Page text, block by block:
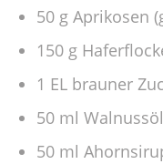
50 g Aprikosen
150 g
1 EL brauner
50 ml Walnussöl
50 ml